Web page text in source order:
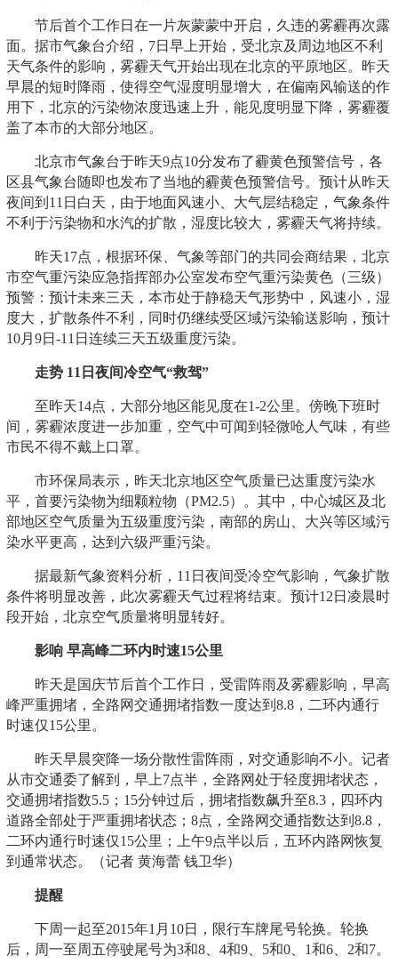
节后首个工作日在一片灰蒙蒙中开启，久违的雾霾再次露
面。据市气象台介绍，7日早上开始，受北京及周边地区不利
天气条件的影响，雾霾天气开始出现在北京的平原地区。昨天
早晨的短时降雨，使得空气湿度明显增大，在偏南风输送的作
用下，北京的污染物浓度迅速上升，能见度明显下降，雾霾覆
盖了本市的大部分地区。
北京市气象台于昨天9点10分发布了霾黄色预警信号，各
区县气象台随即也发布了当地的霾黄色预警信号。预计从昨天
夜间到11日白天，由于地面风速小、大气层结稳定，气象条件
不利于污染物和水汽的扩散，湿度比较大，雾霾天气将持续。
昨天17点，根据环保、气象等部门的共同会商结果，北京
市空气重污染应急指挥部办公室发布空气重污染黄色（三级）
预警：预计未来三天，本市处于静稳天气形势中，风速小，湿
度大，扩散条件不利，同时仍继续受区域污染输送影响，预计
10月9日-11日连续三天五级重度污染。
走势 11日夜间冷空气“救驾”
至昨天14点，大部分地区能见度在1-2公里。傍晚下班时
间，雾霾浓度进一步加重，空气中可闻到轻微呛人气味，有些
市民不得不戴上口罩。
市环保局表示，昨天北京地区空气质量已达重度污染水
平，首要污染物为细颗粒物（PM2.5）。其中，中心城区及北
部地区空气质量为五级重度污染，南部的房山、大兴等区域污
染水平更高，达到六级严重污染。
据最新气象资料分析，11日夜间受冷空气影响，气象扩散
条件将明显改善，此次雾霾天气过程将结束。预计12日凌晨时
段开始，北京空气质量将明显转好。
影响 早高峰二环内时速15公里
昨天是国庆节后首个工作日，受雷阵雨及雾霾影响，早高
峰严重拥堵，全路网交通拥堵指数一度达到8.8，二环内通行
时速仅15公里。
昨天早晨突降一场分散性雷阵雨，对交通影响不小。记者
从市交通委了解到，早上7点半，全路网处于轻度拥堵状态，
交通拥堵指数5.5；15分钟过后，拥堵指数飙升至8.3，四环内
道路全部处于严重拥堵状态；8点，全路网交通指数达到8.8，
二环内通行时速仅15公里；上午9点半以后，五环内路网恢复
到通常状态。（记者 黄海蕾 钱卫华）
提醒
下周一起至2015年1月10日，限行车牌尾号轮换。轮换
后，周一至周五停驶尾号为3和8、4和9、5和0、1和6、2和7。